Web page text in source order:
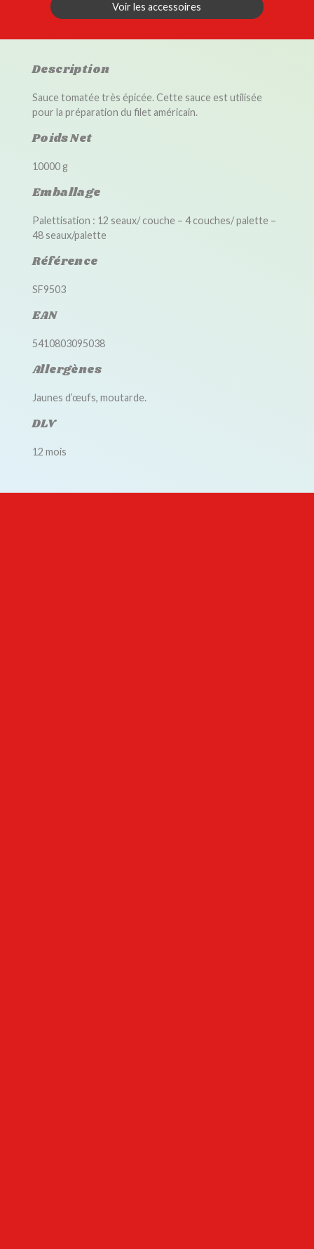
Voir les accessoires
Description
Sauce tomatée très épicée. Cette sauce est utilisée
pour la préparation du filet américain.
Poids Net
10000 g
Emballage
Palettisation : 12 seaux/ couche – 4 couches/ palette –
48 seaux/palette
Référence
SF9503
EAN
5410803095038
Allergènes
Jaunes d’œufs, moutarde.
DLV
12 mois